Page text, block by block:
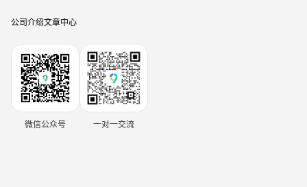
公司介绍文章中心
微信公众号 一对一交流